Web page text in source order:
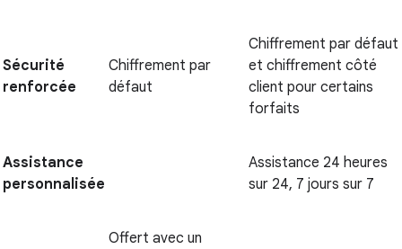
Sécurité
renforcée
Chiffrement par
défaut
Chiffrement par défaut
et chiffrement côté
client pour certains
forfaits
Assistance
personnalisée
Assistance 24 heures
sur 24, 7 jours sur 7
Offert avec un